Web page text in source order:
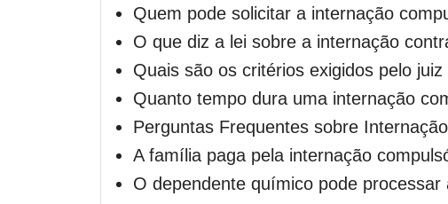
Quem pode solicitar a internação
O que diz a lei sobre a internação
Quais são os critérios exigidos pelo
Quanto tempo dura uma internação
Perguntas Frequentes sobre
A família paga pela internação
O dependente químico pode processar